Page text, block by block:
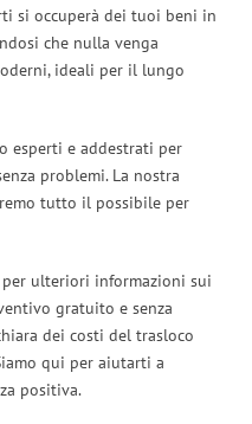
si occuperà dei tuoi beni in
che nulla venga
ideali per il lungo
esperti e addestrati per
problemi. La nostra
tutto il possibile per
ulteriori informazioni sui
gratuito e senza
dei costi del trasloco
qui per aiutarti a
positiva.